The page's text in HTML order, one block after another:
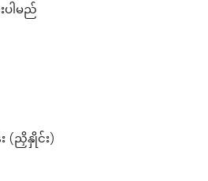
ပါမည်
း (ညှိနှိုင်း)